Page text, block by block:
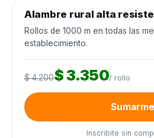
Alambrados y cercos
Alambre rural alta
Rollos de 1000 m en todas las
establecimiento.
$ 4.200$ 3.350/ rollo
Sumarme
Inscribite sin